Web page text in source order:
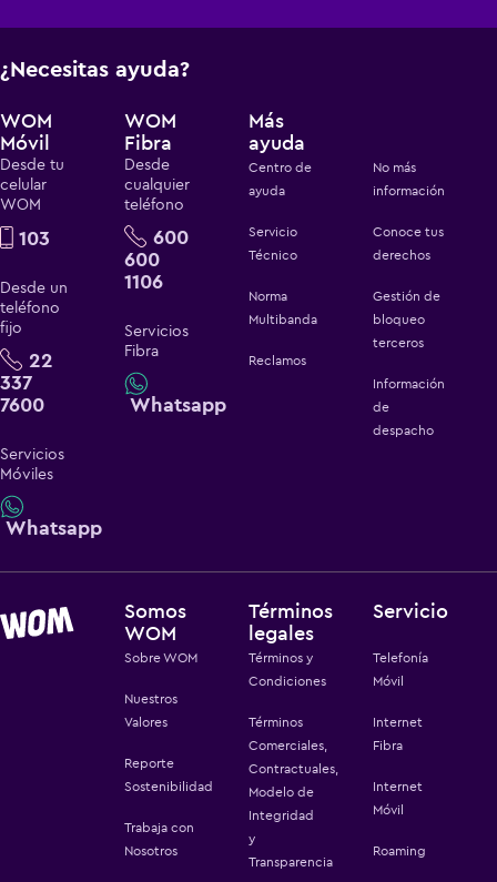
¿Necesitas ayuda?
WOM
Móvil
Desde tu
celular
WOM
103
Desde un
teléfono
fijo
22
337
7600
Servicios
Móviles
Whatsapp
WOM
Fibra
Desde
cualquier
teléfono
600
600
1106
Servicios
Fibra
Whatsapp
Más
ayuda
Centro de
ayuda
Servicio
Técnico
Norma
Multibanda
Reclamos
No más
información
Conoce tus
derechos
Gestión de
bloqueo
terceros
Información
de
despacho
Somos
WOM
Sobre WOM
Nuestros
Valores
Reporte
Sostenibilidad
Trabaja con
Nosotros
Términos
legales
Términos y
Condiciones
Términos
Comerciales,
Contractuales,
Modelo de
Integridad
y
Transparencia
Servicio
Telefonía
Móvil
Internet
Fibra
Internet
Móvil
Roaming